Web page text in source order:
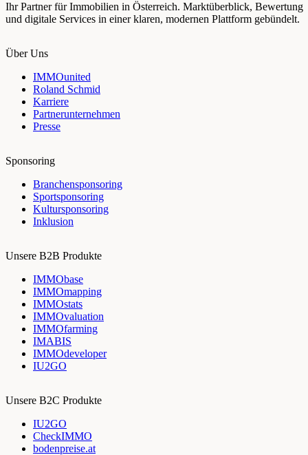
Ihr Partner für Immobilien in Österreich. Marktüberblick, Bewertung
und digitale Services in einer klaren, modernen Plattform gebündelt.
Über Uns
IMMOunited
Roland Schmid
Karriere
Partnerunternehmen
Presse
Sponsoring
Branchensponsoring
Sportsponsoring
Kultursponsoring
Inklusion
Unsere B2B Produkte
IMMObase
IMMOmapping
IMMOstats
IMMOvaluation
IMMOfarming
IMABIS
IMMOdeveloper
IU2GO
Unsere B2C Produkte
IU2GO
CheckIMMO
bodenpreise.at